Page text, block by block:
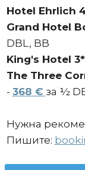
Hotel Ehrlich
Grand Hotel
DBL, BB
King's Hotel
The Three
- 368 € за ½
Нужна
Пишите: